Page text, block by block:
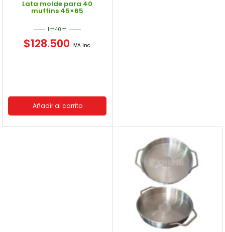
Lata molde para 40
muffins 45×65
lm40m
$128.500 IVA Inc.
Añadir al carrito